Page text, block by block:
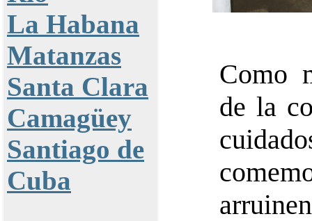
La Habana
Matanzas
Santa Clara
Camagüey
Santiago de
Cuba
Como
de la